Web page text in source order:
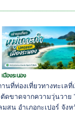
มืองระนอง
นที่ท่องเที่ยวทางทะเลที่
ดขาดจากความวุ่นวาย
น อำเภอกะเปอร์ จังห